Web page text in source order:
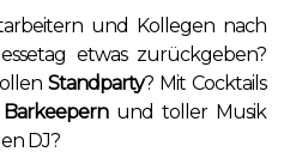
und Kollegen nach
etwas zurückgeben?
Standparty? Mit Cocktails
und toller Musik
DJ?